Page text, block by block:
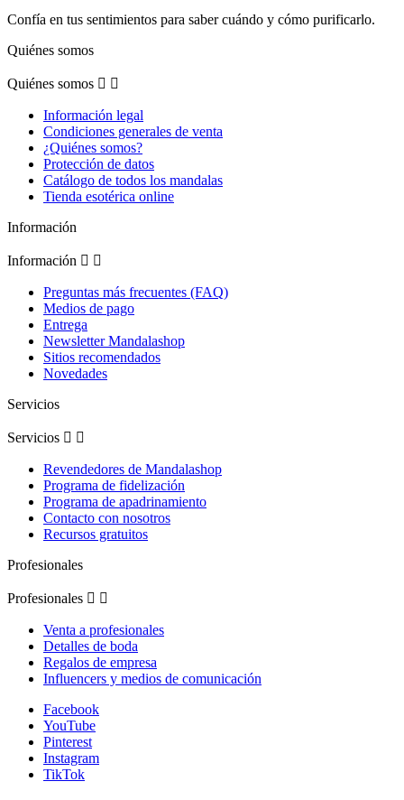
Confía en tus sentimientos para saber cuándo y cómo purificarlo.
Quiénes somos
Quiénes somos  
Información legal
Condiciones generales de venta
¿Quiénes somos?
Protección de datos
Catálogo de todos los mandalas
Tienda esotérica online
Información
Información  
Preguntas más frecuentes (FAQ)
Medios de pago
Entrega
Newsletter Mandalashop
Sitios recomendados
Novedades
Servicios
Servicios  
Revendedores de Mandalashop
Programa de fidelización
Programa de apadrinamiento
Contacto con nosotros
Recursos gratuitos
Profesionales
Profesionales  
Venta a profesionales
Detalles de boda
Regalos de empresa
Influencers y medios de comunicación
Facebook
YouTube
Pinterest
Instagram
TikTok